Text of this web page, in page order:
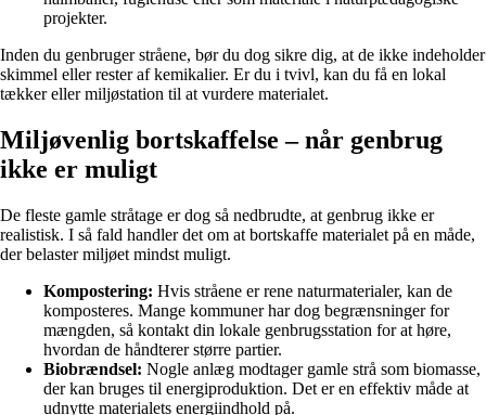
projekter.
Inden du genbruger stråene, bør du dog sikre dig, at de ikke indeholder
skimmel eller rester af kemikalier. Er du i tvivl, kan du få en lokal
tækker eller miljøstation til at vurdere materialet.
Miljøvenlig bortskaffelse – når genbrug
ikke er muligt
De fleste gamle stråtage er dog så nedbrudte, at genbrug ikke er
realistisk. I så fald handler det om at bortskaffe materialet på en måde,
der belaster miljøet mindst muligt.
Kompostering: Hvis stråene er rene naturmaterialer, kan de
komposteres. Mange kommuner har dog begrænsninger for
mængden, så kontakt din lokale genbrugsstation for at høre,
hvordan de håndterer større partier.
Biobrændsel: Nogle anlæg modtager gamle strå som biomasse,
der kan bruges til energiproduktion. Det er en effektiv måde at
udnytte materialets energiindhold på.